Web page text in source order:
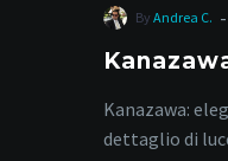
By Andrea C. -
Kanazawa:
dettaglio di